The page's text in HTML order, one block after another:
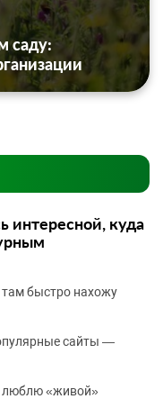
саду:
интересной, куда
быстро нахожу
сайты —
люблю «живой»